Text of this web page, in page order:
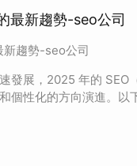
最新趨勢-seo公司
新趨勢-seo公司
發展，2025 年的 SEO
個性化的方向演進。以